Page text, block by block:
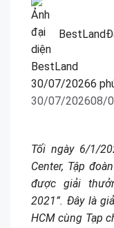
BestLand
30/07/20266
30/07/202608/
Tối ngày 6/1/
Center, Tập
được giải
2021”. Đây là
HCM cùng Tạp